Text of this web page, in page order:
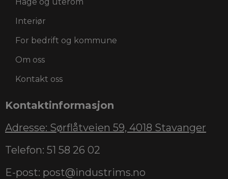
Kontaktinformasjon
Adresse: Sørflåtveien 59, 4018 Stavanger
Telefon: 51 58 26 02
E-post: post@industrims.no
Interiør
For bedrift og kommune
Om oss
Kontakt oss